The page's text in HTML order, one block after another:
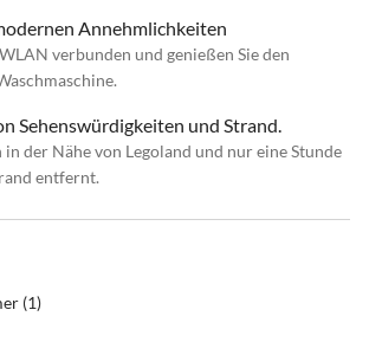
Annehmlichkeiten
verbunden und genießen Sie den
Sehenswürdigkeiten und Strand.
in der Nähe von Legoland und nur eine Stunde
entfernt.
(1)